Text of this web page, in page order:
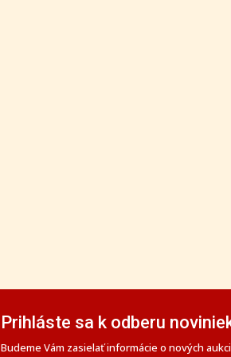
Prihláste sa k odberu
Budeme Vám zasielať informácie o nových